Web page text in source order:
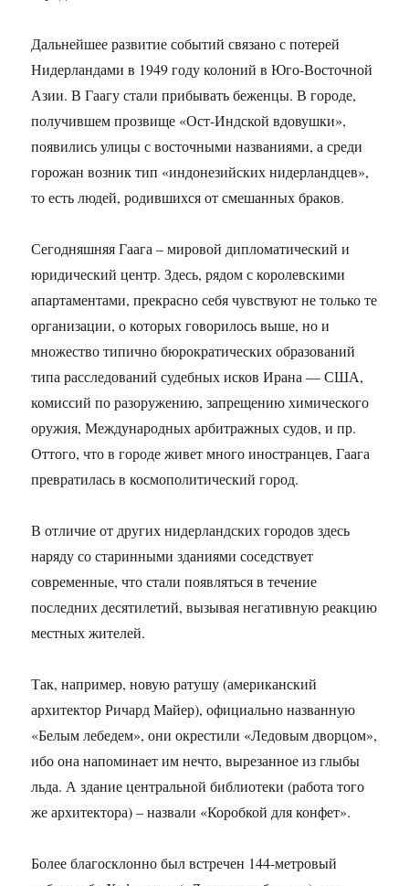
Дальнейшее развитие событий связано с потерей
Нидерландами в 1949 году колоний в Юго-Восточной
Азии. В Гаагу стали прибывать беженцы. В городе,
получившем прозвище «Ост-Индской вдовушки»,
появились улицы с восточными названиями, а среди
горожан возник тип «индонезийских нидерландцев»,
то есть людей, родившихся от смешанных браков.
Сегодняшняя Гаага – мировой дипломатический и
юридический центр. Здесь, рядом с королевскими
апартаментами, прекрасно себя чувствуют не только те
организации, о которых говорилось выше, но и
множество типично бюрократических образований
типа расследований судебных исков Ирана — США,
комиссий по разоружению, запрещению химического
оружия, Международных арбитражных судов, и пр.
Оттого, что в городе живет много иностранцев, Гаага
превратилась в космополитический город.
В отличие от других нидерландских городов здесь
наряду со старинными зданиями соседствует
современные, что стали появляться в течение
последних десятилетий, вызывая негативную реакцию
местных жителей.
Так, например, новую ратушу (американский
архитектор Ричард Майер), официально названную
«Белым лебедем», они окрестили «Ледовым дворцом»,
ибо она напоминает им нечто, вырезанное из глыбы
льда. А здание центральной библиотеки (работа того
же архитектора) – назвали «Коробкой для конфет».
Более благосклонно был встречен 144-метровый